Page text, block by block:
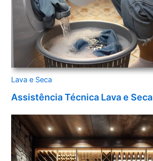
Lava e Seca
Assistência Técnica Lava e Seca